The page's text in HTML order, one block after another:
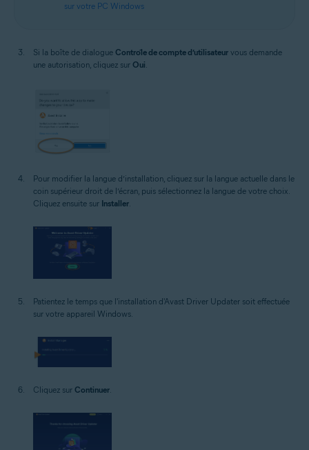
sur votre PC Windows
Si la boîte de dialogue Contrôle de compte d’utilisateur vous demande
une autorisation, cliquez sur Oui.
Pour modifier la langue d’installation, cliquez sur la langue actuelle dans le
coin supérieur droit de l’écran, puis sélectionnez la langue de votre choix.
Cliquez ensuite sur Installer
Patientez le temps que l'installation d'Avast Driver Updater soit effectuée
sur votre appareil Windows.
Cliquez sur Continuer